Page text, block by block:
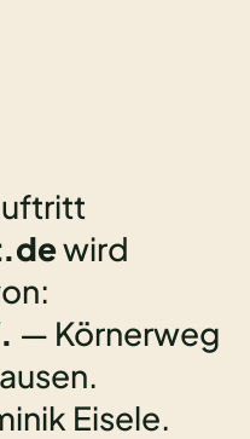
wird
— Körnerweg
Eisele.